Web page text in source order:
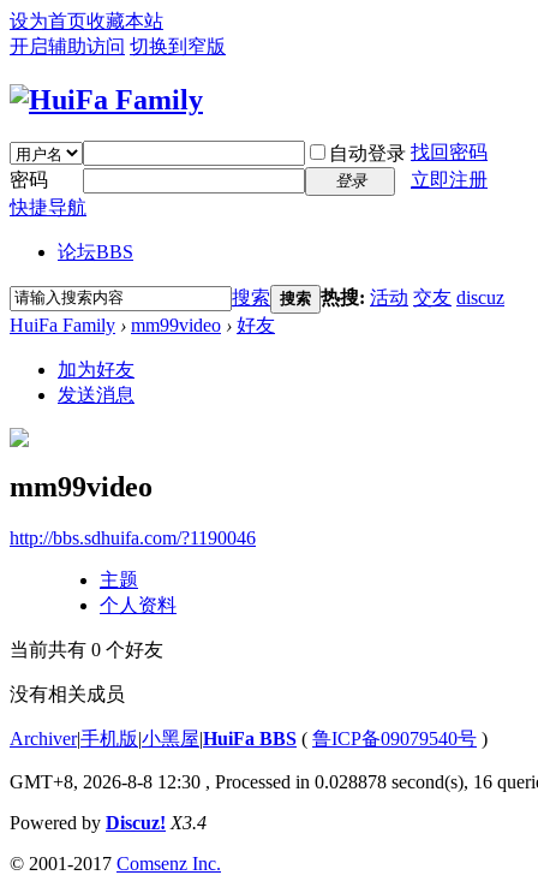
设为首页收藏本站
开启辅助访问 切换到窄版
自动登录 找回密码
密码
登录
立即注册
快捷导航
论坛BBS
搜索 搜索 热搜: 活动 交友 discuz
HuiFa Family › mm99video › 好友
加为好友
发送消息
mm99video
http://bbs.sdhuifa.com/?1190046
主题
个人资料
当前共有 0 个好友
没有相关成员
Archiver|手机版|小黑屋|HuiFa BBS ( 鲁ICP备09079540号 )
GMT+8, 2026-8-8 12:30 , Processed in 0.028878 second(s), 16
Powered by Discuz! X3.4
© 2001-2017 Comsenz Inc.